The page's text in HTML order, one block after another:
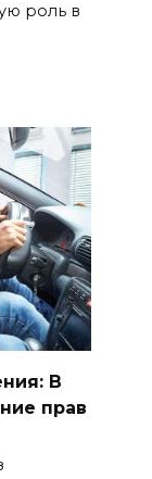
роль в
В
прав